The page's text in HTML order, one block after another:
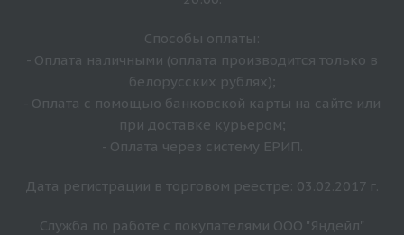
Способы оплаты:
- Оплата наличными (оплата производится только в
белорусских рублях);
- Оплата с помощью банковской карты на сайте или
при доставке курьером;
- Оплата через систему ЕРИП.
Дата регистрации в торговом реестре: 03.02.2017 г.
Служба по работе с покупателями ООО "Яндейл"